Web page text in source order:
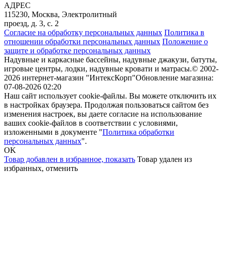
АДРЕС
115230, Москва, Электролитный
проезд, д. 3, с. 2
Согласие на обработку персональных данных Политика в
отношении обработки персональных данных Положение о
защите и обработке персональных данных
Надувные и каркасные бассейны, надувные джакузи, батуты,
игровые центры, лодки, надувные кровати и матрасы.© 2002-
2026 интернет-магазин "ИнтексКорп"Обновление магазина:
07-08-2026 02:20
Наш сайт использует cookie-файлы. Вы можете отключить их
в настройках браузера. Продолжая пользоваться сайтом без
изменения настроек, вы даете согласие на использование
ваших cookie-файлов в соответствии с условиями,
изложенными в документе "Политика обработки
персональных данных".
OK
Товар добавлен в избранное, показать Товар удален из
избранных, отменить